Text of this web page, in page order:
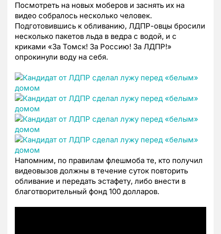
Посмотреть на новых моберов и заснять их на
видео собралось несколько человек.
Подготовившись к обливанию, ЛДПР-овцы бросили
несколько пакетов льда в ведра с водой, и с
криками «За Томск! За Россию! За ЛДПР!»
опрокинули воду на себя.
Напомним, по правилам флешмоба те, кто получил
видеовызов должны в течение суток повторить
обливание и передать эстафету, либо внести в
благотворительный фонд 100 долларов.